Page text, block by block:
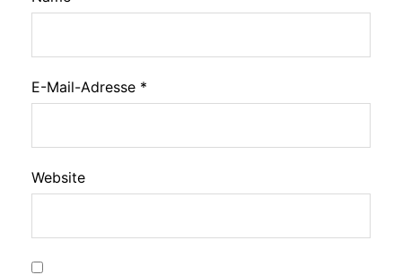
E-Mail-Adresse *
Website